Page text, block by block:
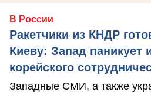
В России
Ракетчики из КНДР
Киеву: Запад паникует
корейского
Западные СМИ, а также